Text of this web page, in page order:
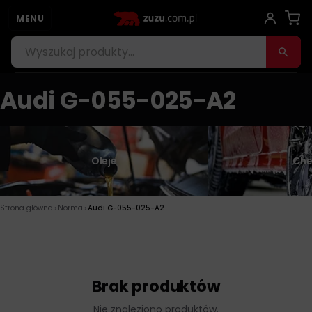
MENU
Audi G-055-025-A2
Oleje
Strona główna › Norma › Audi G-055-025-A2
Brak produktów
Nie znaleziono produktów.